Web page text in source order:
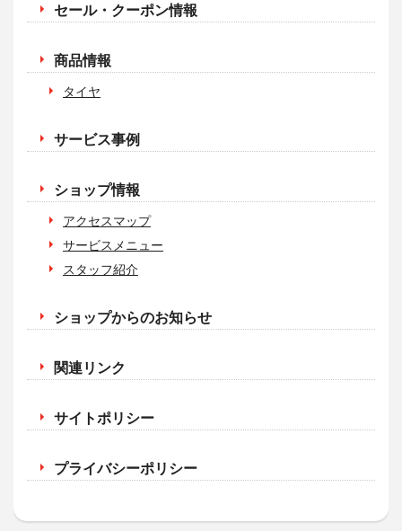
セール・クーポン情報
商品情報
タイヤ
サービス事例
ショップ情報
アクセスマップ
サービスメニュー
スタッフ紹介
ショップからのお知らせ
関連リンク
サイトポリシー
プライバシーポリシー